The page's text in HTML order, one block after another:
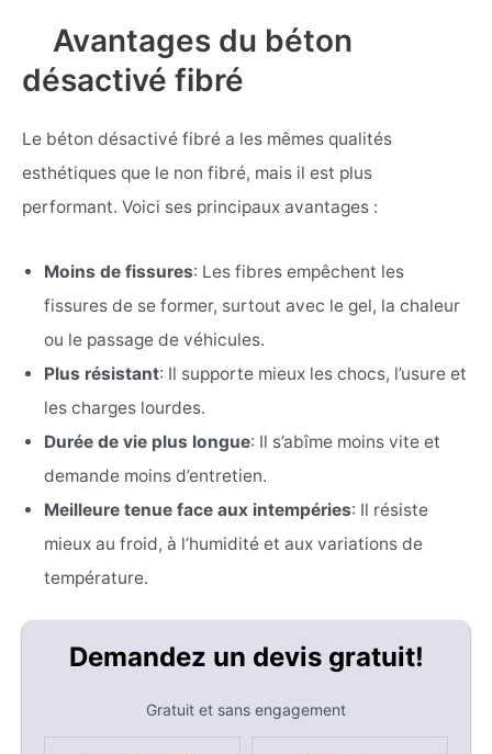
Avantages du béton
désactivé fibré
Le béton désactivé fibré a les mêmes qualités
esthétiques que le non fibré, mais il est plus
performant. Voici ses principaux avantages :
Moins de fissures: Les fibres empêchent les
fissures de se former, surtout avec le gel, la chaleur
ou le passage de véhicules.
Plus résistant: Il supporte mieux les chocs, l’usure et
les charges lourdes.
Durée de vie plus longue: Il s’abîme moins vite et
demande moins d’entretien.
Meilleure tenue face aux intempéries: Il résiste
mieux au froid, à l’humidité et aux variations de
température.
Demandez un devis gratuit!
Gratuit et sans engagement